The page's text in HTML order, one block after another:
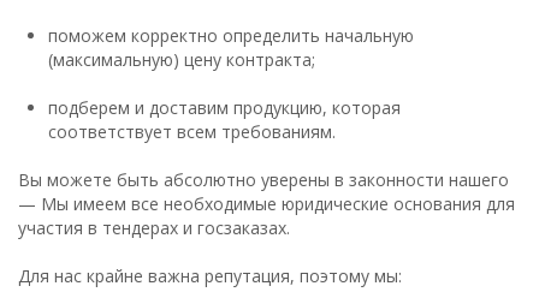
поможем корректно определить начальную
(максимальную) цену контракта;
подберем и доставим продукцию, которая
соответствует всем требованиям.
Вы можете быть абсолютно уверены в законности нашего
— Мы имеем все необходимые юридические основания для
участия в тендерах и госзаказах.
Для нас крайне важна репутация, поэтому мы: